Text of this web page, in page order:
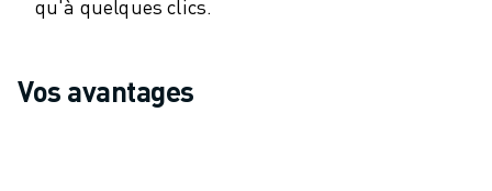
AÉROSPATIALE
VÉHICULES ÉLECTRIQUES
qu'à quelques clics.
Vos avantages